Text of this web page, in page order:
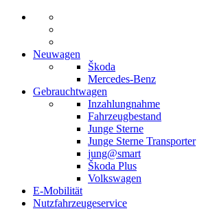
Neuwagen
Škoda
Mercedes-Benz
Gebrauchtwagen
Inzahlungnahme
Fahrzeugbestand
Junge Sterne
Junge Sterne Transporter
jung@smart
Škoda Plus
Volkswagen
E-Mobilität
Nutzfahrzeugeservice